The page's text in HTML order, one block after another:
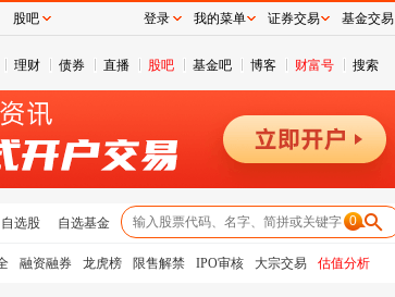
理财 债券 直播 股吧 基金吧 博客 财富号 搜索
自选股 自选基金 0
融资融券 龙虎榜 限售解禁 IPO审核 大宗交易 估值分析
股吧 登录 我的菜单 证券交易 基金交易